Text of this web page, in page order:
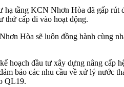
tầng KCN Nhơn Hòa đã gấp
thứ cấp đi vào hoạt động.
Hòa sẽ luôn đồng hành cùng
hoạch đầu tư xây dựng nâng cấp
bảo các nhu cầu về xử lý nước
QL19.